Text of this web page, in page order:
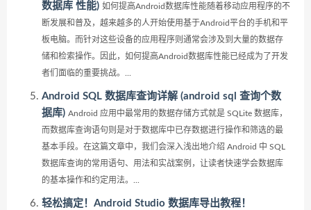
数据库 性能) 如何提高Android数据库性能随着移动应用程序的不
断发展和普及，越来越多的人开始使用基于Android平台的手机和平
板电脑。而针对这些设备的应用程序则通常会涉及到大量的数据存
储和检索操作。因此，如何提高Android数据库性能已经成为了开发
者们面临的重要挑战。...
Android SQL 数据库查询详解 (android sql 查询个数
据库) Android 应用中最常用的数据存储方式就是 SQLite 数据库，
而数据库查询语句则是对于数据库中已存数据进行操作和筛选的最
基本手段。在这篇文章中，我们会深入浅出地介绍 Android 中 SQL
数据库查询的常用语句、用法和实战案例，让读者快速学会数据库
的基本操作和约定用法。...
轻松搞定！Android Studio 数据库导出教程！